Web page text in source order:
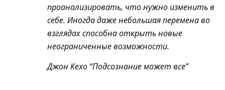
проанализировать, что нужно изменить в
себе. Иногда даже небольшая перемена во
взглядах способна открыть новые
неограниченные возможности.
Джон Кехо “Подсознание может все”